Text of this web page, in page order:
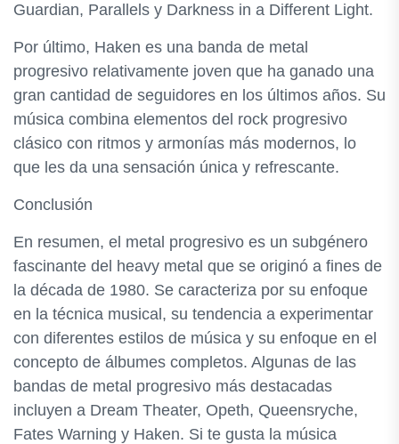
Guardian, Parallels y Darkness in a Different Light.
Por último, Haken es una banda de metal
progresivo relativamente joven que ha ganado una
gran cantidad de seguidores en los últimos años. Su
música combina elementos del rock progresivo
clásico con ritmos y armonías más modernos, lo
que les da una sensación única y refrescante.
Conclusión
En resumen, el metal progresivo es un subgénero
fascinante del heavy metal que se originó a fines de
la década de 1980. Se caracteriza por su enfoque
en la técnica musical, su tendencia a experimentar
con diferentes estilos de música y su enfoque en el
concepto de álbumes completos. Algunas de las
bandas de metal progresivo más destacadas
incluyen a Dream Theater, Opeth, Queensryche,
Fates Warning y Haken. Si te gusta la música